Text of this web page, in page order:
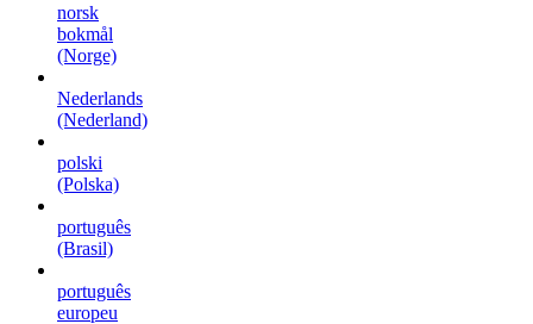
norsk
bokmål
(Norge)
Nederlands
(Nederland)
polski
(Polska)
português
(Brasil)
português
europeu